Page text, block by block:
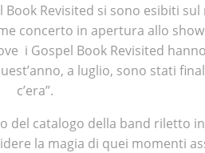
Revisited si sono esibiti
concerto in apertura allo
i Gospel Book Revisited
a luglio, sono stati
c’era”.
del catalogo della band riletto
la magia di quei momenti